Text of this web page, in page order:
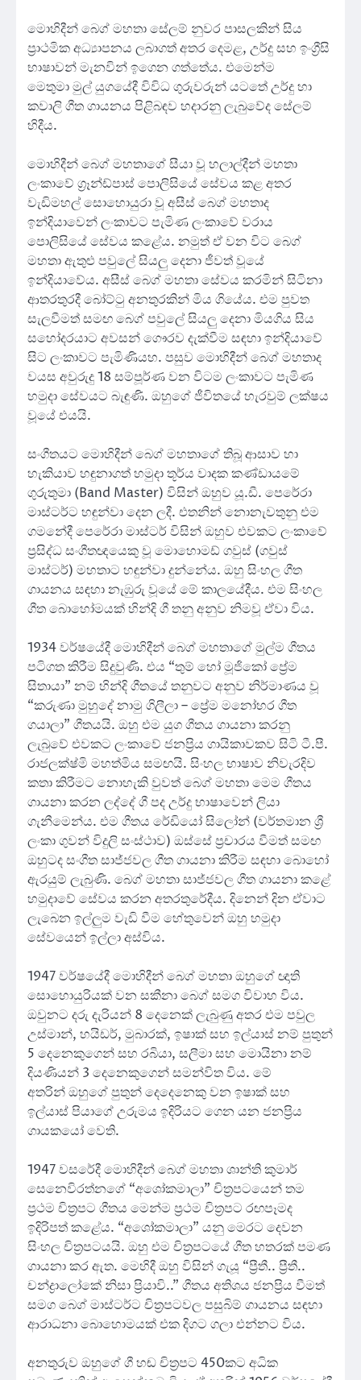
මොහිදීන් බෙග් මහතා සේලම් නුවර පාසලකින් සිය
ප්‍රාථමික අධ්‍යාපනය ලබාගත් අතර දෙමළ, උර්දු සහ ඉංග්‍රීසි
භාෂාවන් මැනවින් ඉගෙන ගත්තේය. එමෙන්ම
මෙතුමා මුල් යුගයේදී විවිධ ගුරුවරුන් යටතේ උර්දු හා
කවාලි ගීත ගායනය පිළිබඳව හදාරනු ලැබුවේද සේලම්
හිදීය.
මොහිදීන් බෙග් මහතාගේ සීයා වූ හලාල්දීන් මහතා
ලංකාවේ ග්‍රෑන්ඩ්පාස් පොලිසියේ සේවය කළ අතර
වැඩිමහල් සොහොයුරා වූ අසීස් බෙග් මහතාද
ඉන්දියාවෙන් ලංකාවට පැමිණ ලංකාවේ වරාය
පොලිසියේ සේවය කළේය. නමුත් ඒ වන විට බෙග්
මහතා ඇතුළු පවුලේ සියලු දෙනා ජීවත් වූයේ
ඉන්දියාවේය. අසීස් බෙග් මහතා සේවය කරමින් සිටිනා
ආතරතුරදී බෝට්ටු අනතුරකින් මිය ගියේය. එම පුවත
සැලවීමත් සමඟ බෙග් පවුලේ සියලු දෙනා මියගිය සිය
සහෝදරයාට අවසන් ගෞරව දැක්වීම සඳහා ඉන්දියාවේ
සිට ලංකාවට පැමිණියහ. පසුව මොහිදීන් බෙග් මහතාද
වයස අවුරුදු 18 සම්පූර්ණ වන විටම ලංකාවට පැමිණ
හමුදා සේවයට බැඳුණි. ඔහුගේ ජීවිතයේ හැරවුම් ලක්ෂය
වූයේ එයයි.
සංගීතයට මොහිදීන් බෙග් මහතාගේ තිබූ ආසාව හා
හැකියාව හඳුනාගත් හමුදා තූර්ය වාදක කණ්ඩායමේ
ගුරුතුමා (Band Master) විසින් ඔහුව යූ.ඩී. පෙරේරා
මාස්ටර්ට හඳුන්වා දෙන ලදී. එතනින් නොනැවතුනු එම
ගමනේදී පෙරේරා මාස්ටර් විසින් ඔහුව එවකට ලංකාවේ
ප්‍රසිද්ධ සංගීතඥයෙකු වූ මොහොමඩ් ගවුස් (ගවුස්
මාස්ටර්) මහතාට හඳුන්වා දුන්නේය. ඔහු සිංහල ගීත
ගායනය සඳහා නැඹුරු වූයේ මේ කාලයේදීය. එම සිංහල
ගීත බොහෝමයක් හින්දි ගී තනු අනුව නිමවූ ඒවා විය.
1934 වර්ෂයේදී මොහිදීන් බෙග් මහතාගේ මුල්ම ගීතය
පටිගත කිරීම සිදුවුණි. එය “තුම් හෝ මූජිකෝ ප්‍රේම
සිතායා” නම් හින්දි ගීතයේ තනුවට අනුව නිර්මාණය වූ
“කරුණා මුහුදේ නාමු ගිලීලා – ප්‍රේම මනෝහර ගීත
ගයාලා” ගීතයයි. ඔහු එම යුග ගීතය ගායනා කරනු
ලැබුවේ එවකට ලංකාවේ ජනප්‍රිය ගායිකාවකව සිටි ටී.පී.
රාජලක්ෂ්මි මහත්මිය සමඟයි. සිංහල භාෂාව නිවැරදිව
කතා කිරීමට නොහැකි වුවත් බෙග් මහතා මෙම ගීතය
ගායනා කරන ලද්දේ ගී පද උර්දු භාෂාවෙන් ලියා
ගැනීමෙන්ය. එම ගීතය රේඩියෝ සිලෝන් (වර්තමාන ශ්‍රී
ලංකා ගුවන් විදුලි සංස්ථාව) ඔස්සේ ප්‍රචාරය වීමත් සමඟ
ඔහුටද සංගීත සාජ්ජවල ගීත ගායනා කිරීම සඳහා බොහෝ
ඇරයුම් ලැබුණි. බෙග් මහතා සාජ්ජවල ගීත ගායනා කළේ
හමුදාවේ සේවය කරන අතරතුරේදීය. දිනෙන් දින ඒවාට
ලැබෙන ඉල්ලුම වැඩි වීම හේතුවෙන් ඔහු හමුදා
සේවයෙන් ඉල්ලා අස්විය.
1947 වර්ෂයේදී මොහිදීන් බෙග් මහතා ඔහුගේ ඥාති
සොහොයුරියක් වන සකීනා බෙග් සමග විවාහ විය.
ඔවුනට දරු දැරියන් 8 දෙනෙක් ලැබුණු අතර එම පවුල
උස්මාන්, හයිඩර්, මුබාරක්, ඉෂාක් සහ ඉල්යාස් නම් පුතුන්
5 දෙනෙකුගෙන් සහ රබියා, සලීමා සහ මොයිනා නම්
දියණියන් 3 දෙනෙකුගෙන් ‍සමන්විත විය. මේ
අතරින් ඔහුගේ පුතුන් දෙදෙනෙකු වන ඉෂාක් සහ
ඉල්යාස් පියාගේ උරුමය ඉදිරියට ගෙන යන ජනප්‍රිය
ගායකයෝ වෙති.
1947 වසරේදී මොහිදීන් බෙග් මහතා ශාන්ති කුමාර්
සෙනෙවිරත්නගේ “අශෝකමාලා” චිත්‍රපටයෙන් තම
ප්‍රථම චිත්‍රපට ගීතය මෙන්ම ප්‍රථම චිත්‍රපට රඟපෑමද
ඉදිරිපත් කළේය. “අශෝකමාලා” යනු මෙරට දෙවන
සිංහල චිත්‍රපටයයි. ඔහු එම චිත්‍රපටයේ ගීත හතරක් පමණ
ගායනා කර ඇත. මෙහිදී ඔහු විසින් ගැයූ “ප්‍රීතී.. ප්‍රීතී..
චන්ද්‍රාලෝකේ නිසා ප්‍රියාවි..” ගීතය අතිශය ජනප්‍රිය වීමත්
සමග බෙග් මාස්ටර්ට චිත්‍රපටවල පසුබිම් ගායනය සඳහා
ආරාධනා බොහොමයක් එක දිගට ගලා එන්නට විය.
අනතුරුව ඔහුගේ ගී හඬ චිත්‍රපට 450කට අධික